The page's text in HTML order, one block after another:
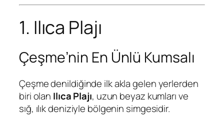
1. Ilıca Plajı
Çeşme’nin En Ünlü Kumsalı
Çeşme denildiğinde ilk akla gelen yerlerden
biri olan Ilıca Plajı, uzun beyaz kumları ve
sığ, ılık deniziyle bölgenin simgesidir.